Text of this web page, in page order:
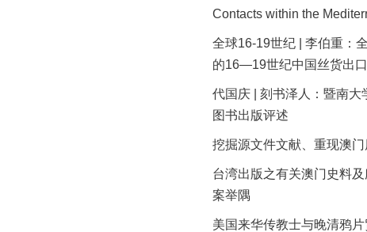
Contacts within the
全球16-19世纪 | 李伯重：
的16—19世纪中国丝货出口
代国庆 | 刻书泽人：暨南大
图书出版评述
挖掘源文件文献、重现澳
台湾出版之有关澳门史料
案举隅
美国来华传教士与晚清鸦片